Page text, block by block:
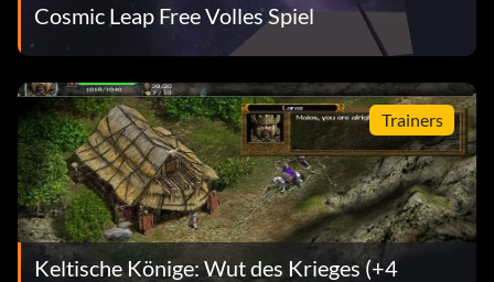
Cosmic Leap Free Volles Spiel
Trainers
Keltische Könige: Wut des Krieges (+4